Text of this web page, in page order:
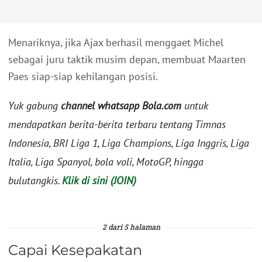
Menariknya, jika Ajax berhasil menggaet Michel
sebagai juru taktik musim depan, membuat Maarten
Paes siap-siap kehilangan posisi.
Yuk gabung channel whatsapp Bola.com untuk
mendapatkan berita-berita terbaru tentang Timnas
Indonesia, BRI Liga 1, Liga Champions, Liga Inggris, Liga
Italia, Liga Spanyol, bola voli, MotoGP, hingga
bulutangkis.Klik di sini (JOIN)
2 dari 5 halaman
Capai Kesepakatan